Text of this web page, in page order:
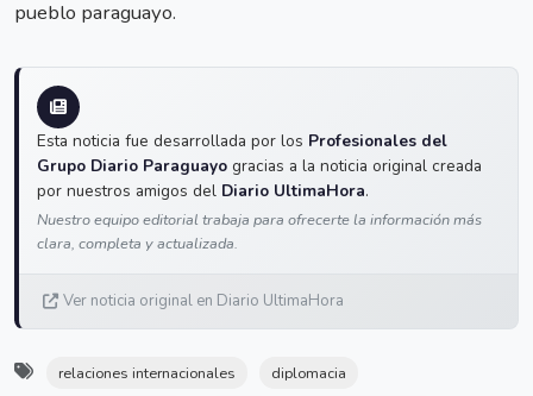
pueblo paraguayo.
Esta noticia fue desarrollada por los Profesionales del
Grupo Diario Paraguayo gracias a la noticia original creada
por nuestros amigos del Diario UltimaHora.
Nuestro equipo editorial trabaja para ofrecerte la información más
clara, completa y actualizada.
Ver noticia original en Diario UltimaHora
relaciones internacionales
diplomacia